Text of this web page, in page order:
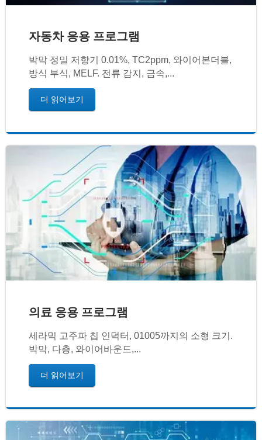
자동차 응용 프로그램
박막 정밀 저항기 0.01%, TC2ppm, 와이어본더블,
방식 부식, MELF. 전류 감지, 금속,...
더 읽어보기
의료 응용 프로그램
세라믹 고주파 칩 인덕터, 01005까지의 소형 크기.
박막, 다층, 와이어바운드,...
더 읽어보기